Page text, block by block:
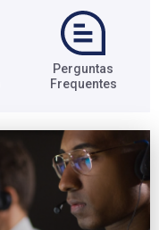
Perguntas
Frequentes​